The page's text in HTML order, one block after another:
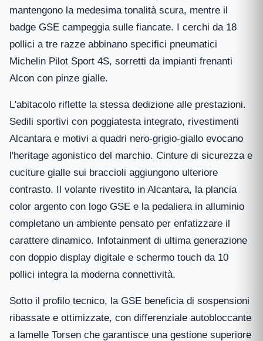
mantengono la medesima tonalità scura, mentre il
badge GSE campeggia sulle fiancate. I cerchi da 18
pollici a tre razze abbinano specifici pneumatici
Michelin Pilot Sport 4S, sorretti da impianti frenanti
Alcon con pinze gialle.
L'abitacolo riflette la stessa dedizione alle prestazioni.
Sedili sportivi con poggiatesta integrato, rivestimenti
Alcantara e motivi a quadri nero-grigio-giallo evocano
l'heritage agonistico del marchio. Cinture di sicurezza e
cuciture gialle sui braccioli aggiungono ulteriore
contrasto. Il volante rivestito in Alcantara, la plancia
color argento con logo GSE e la pedaliera in alluminio
completano un ambiente pensato per enfatizzare il
carattere dinamico. Infotainment di ultima generazione
con doppio display digitale e schermo touch da 10
pollici integra la moderna connettività.
Sotto il profilo tecnico, la GSE beneficia di sospensioni
ribassate e ottimizzate, con differenziale autobloccante
a lamelle Torsen che garantisce una gestione superiore